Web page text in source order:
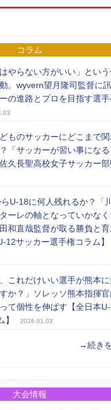
コラム
はやらない方がいい」とい
。wyvern望月隆司監督に訊
の進路とプロを目指す選
ものサッカーにどこまで関
「サッカーが習い事にな
久長聖高校女子サッカー
U-18に何人残れるか？「
ーレの軸となっていかなく
和直哉監督が取る勝負と
12サッカー選手権コラム】
、これだけいい選手が熊本に
か？」ソレッソ熊本指揮
て個性を伸ばす【全日本
2026.01.03
→続き
大会情報